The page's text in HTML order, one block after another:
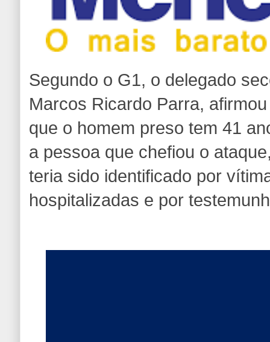
Segundo o G1, o delegado
Marcos Ricardo Parra,
que o homem preso tem 41
a pessoa que chefiou o
teria sido identificado por
hospitalizadas e por